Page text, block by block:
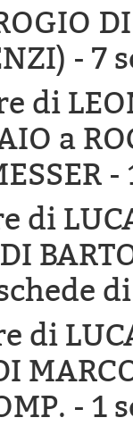
- 7
di
a
-
di
di
- 1